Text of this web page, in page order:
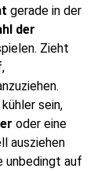
gerade in der
der
Zieht
sein,
oder eine
ausziehen
unbedingt auf